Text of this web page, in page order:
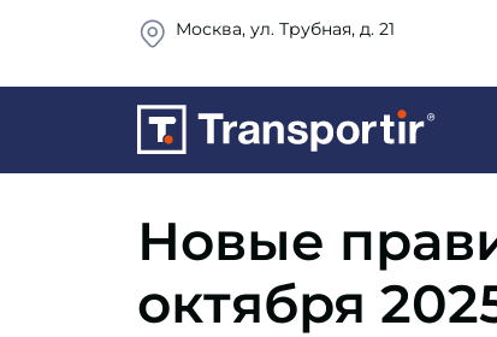
Москва, ул. Трубная, д. 21
Новые
октября